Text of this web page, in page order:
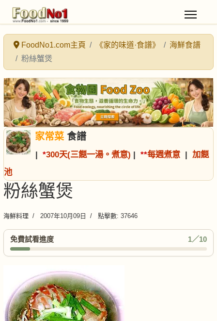
FoodNo1.com主頁 《家的味道·食譜》
海鮮食譜
粉絲蟹煲
家常菜食譜
| *300天(三餸一湯。煮意) | **每週煮意 | 加餸
池
粉絲蟹煲
海鮮料理 2007年10月09日 點擊數: 37646
免費試看進度 1／10